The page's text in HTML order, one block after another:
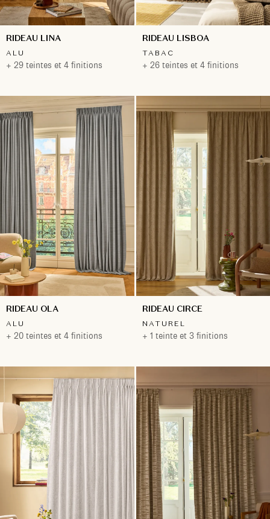
RIDEAU LINA
ALU
+ 29 teintes et 4 finitions
RIDEAU LISBOA
TABAC
+ 26 teintes et 4 finitions
RIDEAU OLA
ALU
+ 20 teintes et 4 finitions
RIDEAU CIRCE
NATUREL
+ 1 teinte et 3 finitions